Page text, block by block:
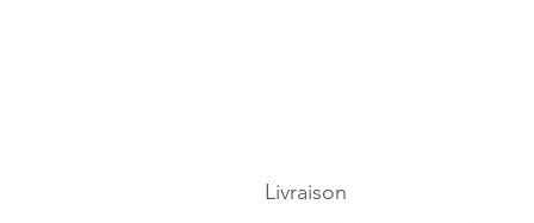
Livraison